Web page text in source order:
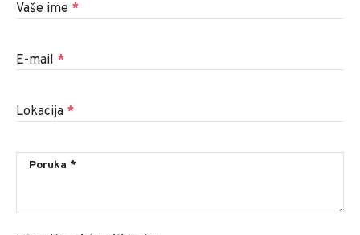
Vaše ime *
E-mail *
Lokacija *